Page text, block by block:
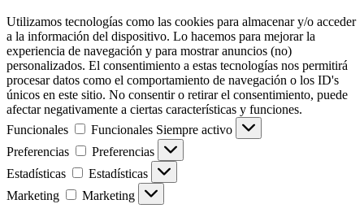
Utilizamos tecnologías como las cookies para almacenar y/o acceder
a la información del dispositivo. Lo hacemos para mejorar la
experiencia de navegación y para mostrar anuncios (no)
personalizados. El consentimiento a estas tecnologías nos permitirá
procesar datos como el comportamiento de navegación o los ID's
únicos en este sitio. No consentir o retirar el consentimiento, puede
afectar negativamente a ciertas características y funciones.
Funcionales
Funcionales Siempre activo
Preferencias
Preferencias
Estadísticas
Estadísticas
Marketing
Marketing